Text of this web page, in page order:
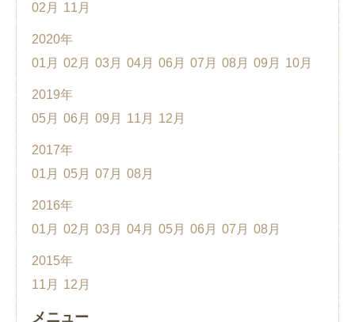
02月
11月
2020年
01月 02月 03月 04月 06月 07月 08月 09月 10月
2019年
05月 06月 09月 11月 12月
2017年
01月 05月 07月 08月
2016年
01月 02月 03月 04月 05月 06月 07月 08月
2015年
11月
12月
メニュー